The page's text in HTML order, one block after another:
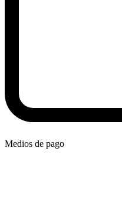
Medios de pago